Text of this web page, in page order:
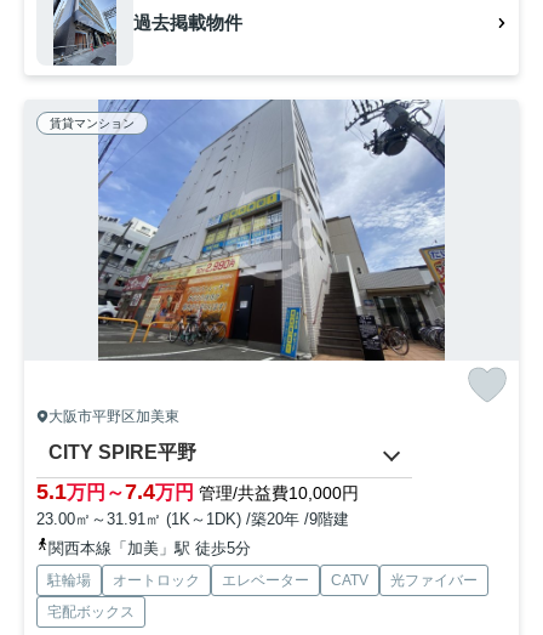
過去掲載物件
賃貸マンション
大阪市平野区加美東
CITY SPIRE平野
5.1万円～7.4万円 管理/共益費10,000円
23.00㎡～31.91㎡ (1K～1DK) /築20年 /9階建
関西本線「加美」駅 徒歩5分
駐輪場 オートロック エレベーター CATV
光ファイバー
宅配ボックス